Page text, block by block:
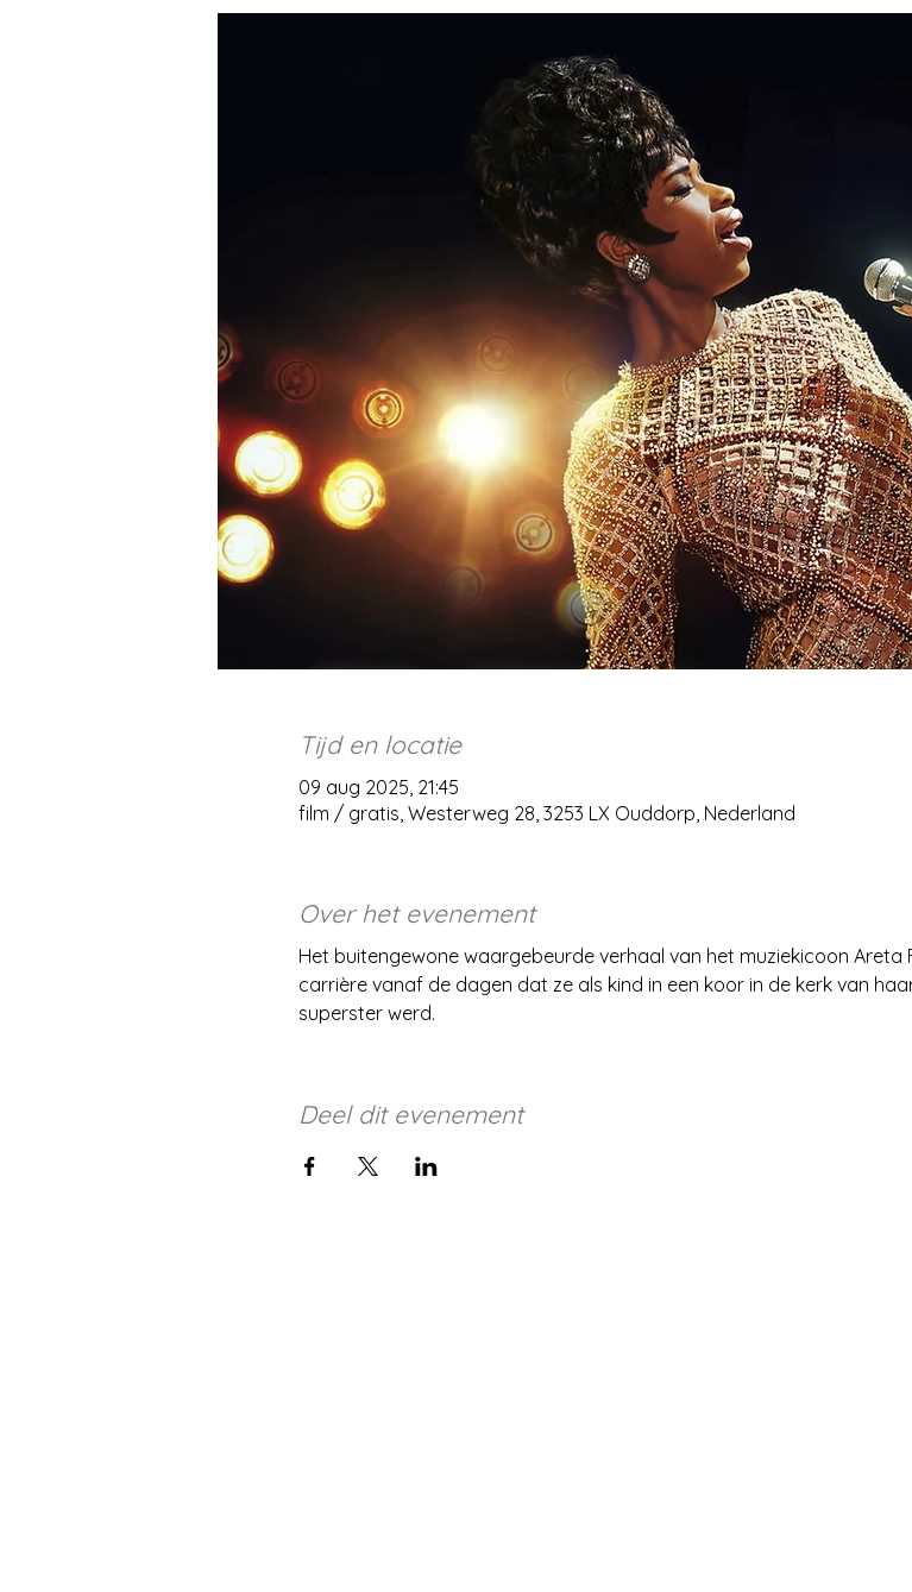
Tijd en locatie
09 aug 2025, 21:45
film / gratis, Westerweg 28, 3253 LX Ouddorp, Nederland
Over het evenement
Het buitengewone waargebeurde verhaal van het muziekicoon Areta
carrière vanaf de dagen dat ze als kind in een koor in de kerk van
superster werd.
Deel dit evenement